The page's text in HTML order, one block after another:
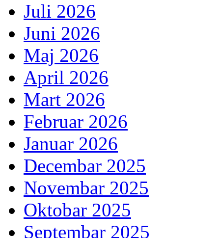
Juli 2026
Juni 2026
Maj 2026
April 2026
Mart 2026
Februar 2026
Januar 2026
Decembar 2025
Novembar 2025
Oktobar 2025
Septembar 2025